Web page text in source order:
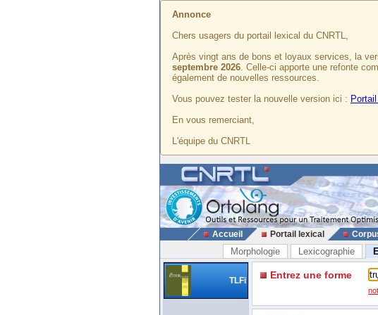
Annonce
Chers usagers du portail lexical du CNRTL,
Après vingt ans de bons et loyaux services, la
septembre 2026. Celle-ci apporte une refonte
également de nouvelles ressources.
Vous pouvez tester la nouvelle version ici :
En vous remerciant,
L'équipe du CNRTL
Accueil Portail lexical
Morphologie Lexicographie
TLFi Entrez une forme